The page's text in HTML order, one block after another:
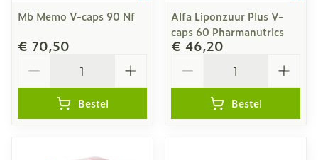
Mb Memo V-caps 90 Nf
€ 70,50
Bestel
Alfa Liponzuur Plus V-
caps 60 Pharmanutrics
€ 46,20
Bestel